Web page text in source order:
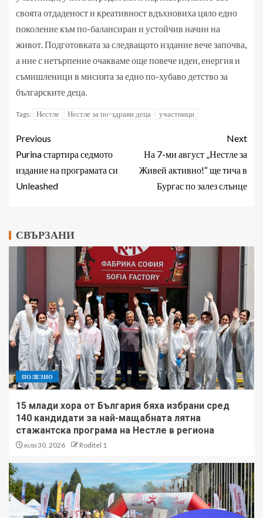
своята отдаденост и креативност вдъхновиха цяло едно
поколение към по-балансиран и устойчив начин на
живот. Подготовката за следващото издание вече започва,
а ние с нетърпение очакваме още повече идеи, енергия и
съмишленици в мисията за едно по-хубаво детство за
българските деца.
Tags: Нестле Нестле за по-здрави деца участници
Previous
Purina стартира седмото
издание на програмата си
Unleashed
Next
На 7-ми август „Нестле за
Живей активно!“ ще тича в
Бургас по залез слънце
СВЪРЗАНИ
ПОЛЕЗНО
15 млади хора от България бяха избрани сред
140 кандидати за най-мащабната лятна
стажантска програма на Нестле в региона
юли 30, 2026 Roditel 1